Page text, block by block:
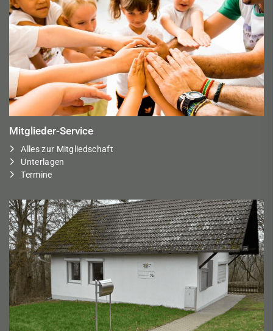
Mitglieder-Service
Alles zur Mitgliedschaft
Unterlagen
Termine